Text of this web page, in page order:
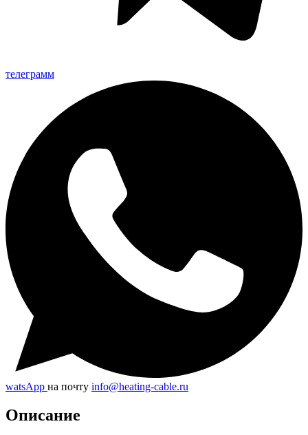
телеграмм
watsApp на почту info@heating-cable.ru
Описание